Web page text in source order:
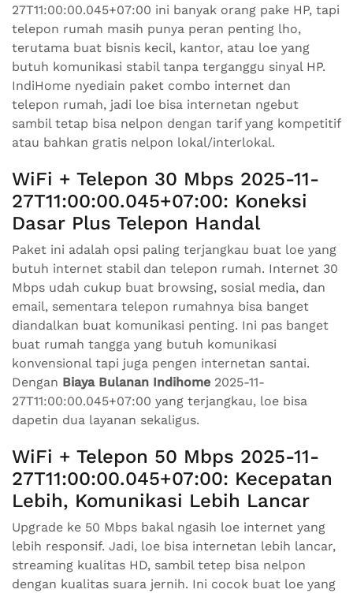
27T11:00:00.045+07:00 ini banyak orang pake HP, tapi
telepon rumah masih punya peran penting lho,
terutama buat bisnis kecil, kantor, atau loe yang
butuh komunikasi stabil tanpa terganggu sinyal HP.
IndiHome nyediain paket combo internet dan
telepon rumah, jadi loe bisa internetan ngebut
sambil tetap bisa nelpon dengan tarif yang kompetitif
atau bahkan gratis nelpon lokal/interlokal.
WiFi + Telepon 30 Mbps 2025-11-
27T11:00:00.045+07:00: Koneksi
Dasar Plus Telepon Handal
Paket ini adalah opsi paling terjangkau buat loe yang
butuh internet stabil dan telepon rumah. Internet 30
Mbps udah cukup buat browsing, sosial media, dan
email, sementara telepon rumahnya bisa banget
diandalkan buat komunikasi penting. Ini pas banget
buat rumah tangga yang butuh komunikasi
konvensional tapi juga pengen internetan santai.
Dengan Biaya Bulanan Indihome 2025-11-
27T11:00:00.045+07:00 yang terjangkau, loe bisa
dapetin dua layanan sekaligus.
WiFi + Telepon 50 Mbps 2025-11-
27T11:00:00.045+07:00: Kecepatan
Lebih, Komunikasi Lebih Lancar
Upgrade ke 50 Mbps bakal ngasih loe internet yang
lebih responsif. Jadi, loe bisa internetan lebih lancar,
streaming kualitas HD, sambil tetep bisa nelpon
dengan kualitas suara jernih. Ini cocok buat loe yang